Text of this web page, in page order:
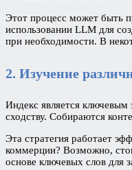
Этот процесс может быть
использовании LLM для
при необходимости. В
2. Изучение
Индекс является
сходству. Собираются
Эта стратегия работает
коммерции? Возможно,
основе ключевых слов для